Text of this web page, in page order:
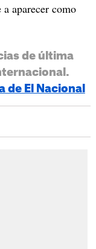
aparecer como
de última
de El Nacional